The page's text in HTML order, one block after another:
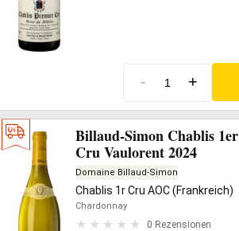
- +
Billaud-Simon Chablis 1er
Cru Vaulorent 2024
Domaine Billaud-Simon
Chablis 1r Cru AOC (Frankreich)
Chardonnay
0 Rezensionen